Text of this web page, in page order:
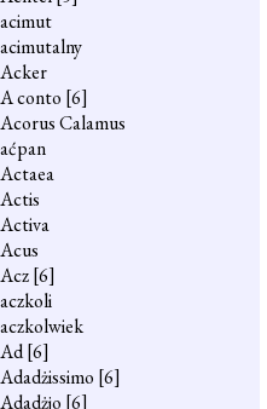
acimut
acimutalny
Acker
A conto [6]
Acorus Calamus
aćpan
Actaea
Actis
Activa
Acus
Acz[6]
aczkoli
aczkolwiek
Ad[6]
Adadżissimo [6]
Adadżjo [6]